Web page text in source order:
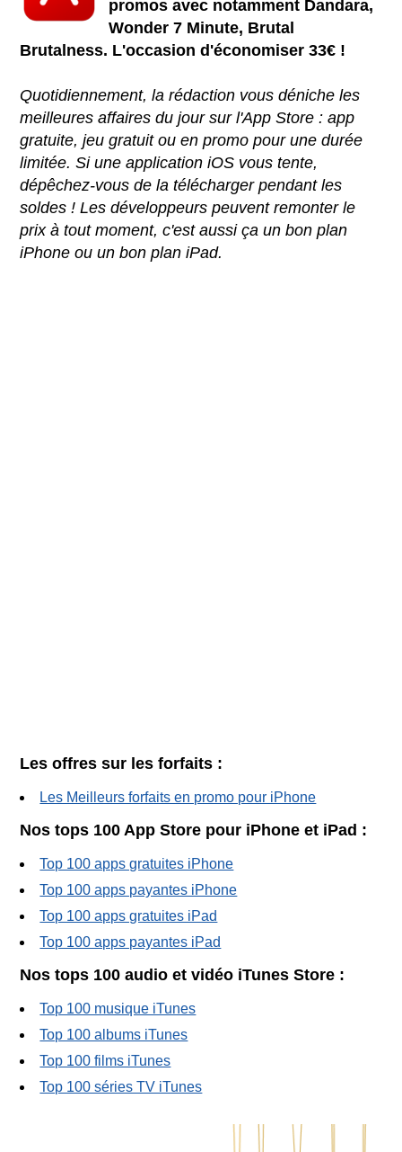
promos avec notamment Dandara,
Wonder 7 Minute, Brutal
Brutalness. L'occasion d'économiser 33€ !
Quotidiennement, la rédaction vous déniche les
meilleures affaires du jour sur l'App Store : app
gratuite, jeu gratuit ou en promo pour une durée
limitée. Si une application iOS vous tente,
dépêchez-vous de la télécharger pendant les
soldes ! Les développeurs peuvent remonter le
prix à tout moment, c'est aussi ça un bon plan
iPhone ou un bon plan iPad.
Les offres sur les forfaits :
Les Meilleurs forfaits en promo pour iPhone
Nos tops 100 App Store pour iPhone et iPad :
Top 100 apps gratuites iPhone
Top 100 apps payantes iPhone
Top 100 apps gratuites iPad
Top 100 apps payantes iPad
Nos tops 100 audio et vidéo iTunes Store :
Top 100 musique iTunes
Top 100 albums iTunes
Top 100 films iTunes
Top 100 séries TV iTunes